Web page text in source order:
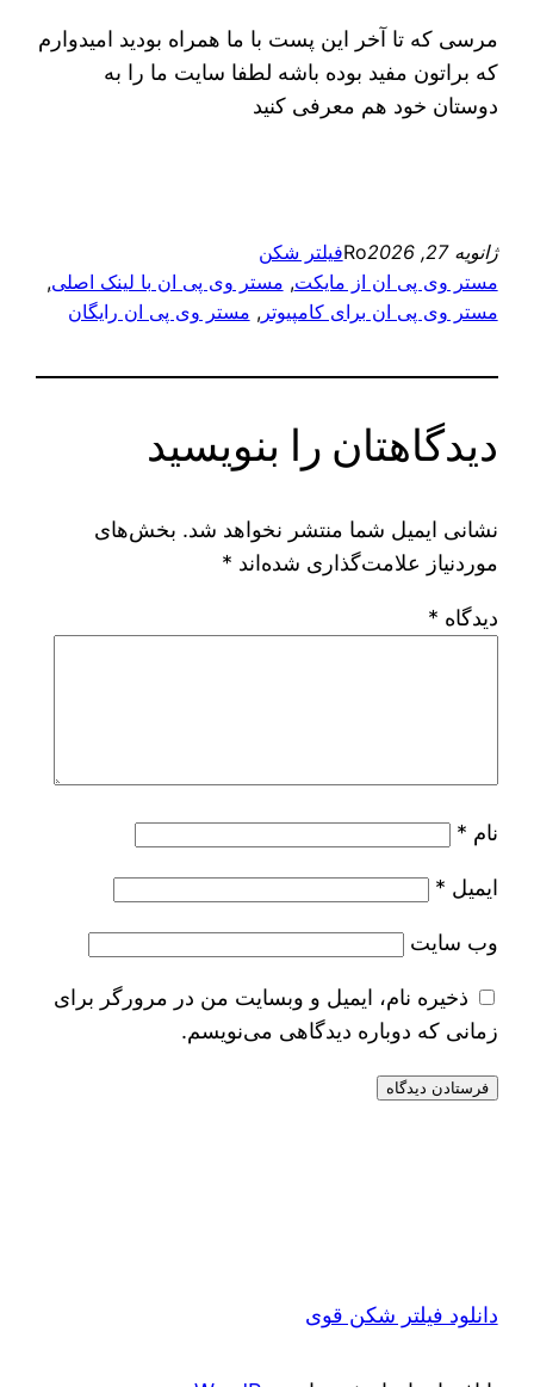
مرسی که تا آخر این پست با ما همراه بودید امیدوارم
که براتون مفید بوده باشه لطفا سایت ما را به
دوستان خود هم معرفی کنید
ژانویه 27, 2026 Roفیلتر شکن
مستر وی پی ان از مایکت, مستر وی پی ان با لینک اصلی,
مستر وی پی ان برای کامپیوتر, مستر وی پی ان رایگان
دیدگاهتان را بنویسید
نشانی ایمیل شما منتشر نخواهد شد. بخش‌های
موردنیاز علامت‌گذاری شده‌اند *
دیدگاه *
نام *
ایمیل *
وب‌ سایت
ذخیره نام، ایمیل و وبسایت من در مرورگر برای
زمانی که دوباره دیدگاهی می‌نویسم.
دانلود فیلتر شکن قوی